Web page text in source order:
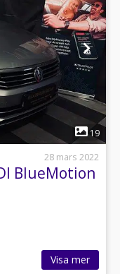
19
28 mars 2022
BlueMotion
Visa mer